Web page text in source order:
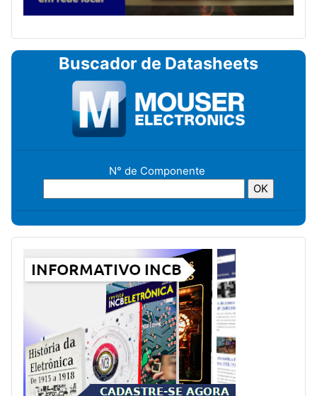
Buscador de Datasheets
N° de Componente